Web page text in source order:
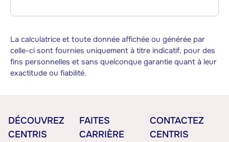
La calculatrice et toute donnée affichée ou générée par
celle-ci sont fournies uniquement à titre indicatif, pour des
fins personnelles et sans quelconque garantie quant à leur
exactitude ou fiabilité.
DÉCOUVREZ
CENTRIS
FAITES
CARRIÈRE
CONTACTEZ
CENTRIS